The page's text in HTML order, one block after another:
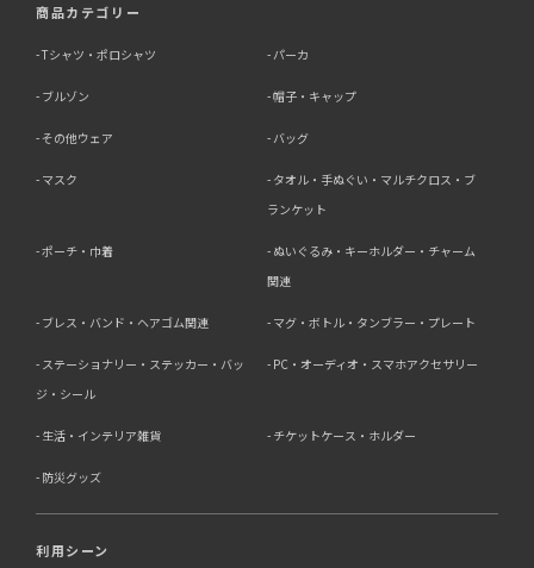
商品カテゴリー
Tシャツ・ポロシャツ パーカ
ブルゾン 帽子・キャップ
その他ウェア バッグ
マスク
タオル・手ぬぐい・マルチクロス・ブ
ランケット
ポーチ・巾着
ぬいぐるみ・キーホルダー・チャーム
関連
ブレス・バンド・ヘアゴム関連 マグ・ボトル・タンブラー・プレート
ステーショナリー・ステッカー・バッ
ジ・シール
PC・オーディオ・スマホアクセサリー
生活・インテリア雑貨 チケットケース・ホルダー
防災グッズ
利用シーン